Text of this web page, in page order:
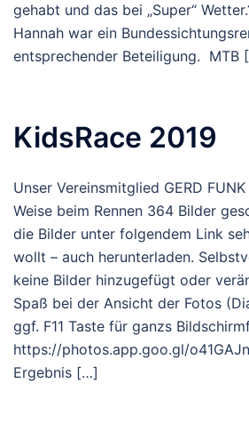
gehabt und das bei „Super“
Hannah war ein
entsprechender Beteiligung. MTB
KidsRace 2019
Unser Vereinsmitglied GERD
Weise beim Rennen 364 Bilder
die Bilder unter folgendem Link
wollt – auch herunterladen.
keine Bilder hinzugefügt oder
Spaß bei der Ansicht der Fotos
ggf. F11 Taste für ganzs
https://photos.app.goo.gl/
Ergebnis […]